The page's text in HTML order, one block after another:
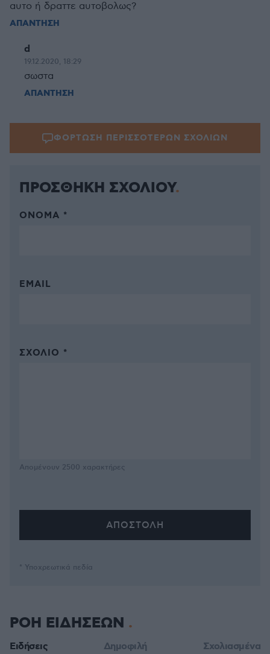
αυτο ή δραττε αυτοβολως?
ΑΠΑΝΤΗΣΗ
d
19.12.2020, 18:29
σωστα
ΑΠΑΝΤΗΣΗ
ΦΟΡΤΩΣΗ ΠΕΡΙΣΣΟΤΕΡΩΝ ΣΧΟΛΙΩΝ
ΠΡΟΣΘΗΚΗ ΣΧΟΛΙΟΥ
ΌΝΟΜΑ *
EMAIL
ΣΧΌΛΙΟ *
Απομένουν 2500 χαρακτήρες
* Υποχρεωτικά πεδία
ΡΟΗ ΕΙΔΗΣΕΩΝ
Ειδήσεις Δημοφιλή Σχολιασμένα